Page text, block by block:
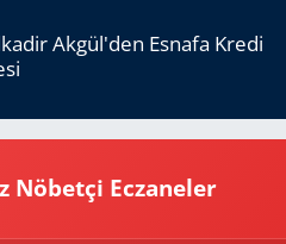
Akgül'den Esnafa Kredi
Nöbetçi Eczaneler